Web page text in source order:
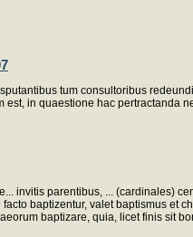
tum consultoribus
in quaestione hac
invitis parentibus, ... (cardinales)
baptizentur, valet baptismus
baptizare, quia, licet finis sit